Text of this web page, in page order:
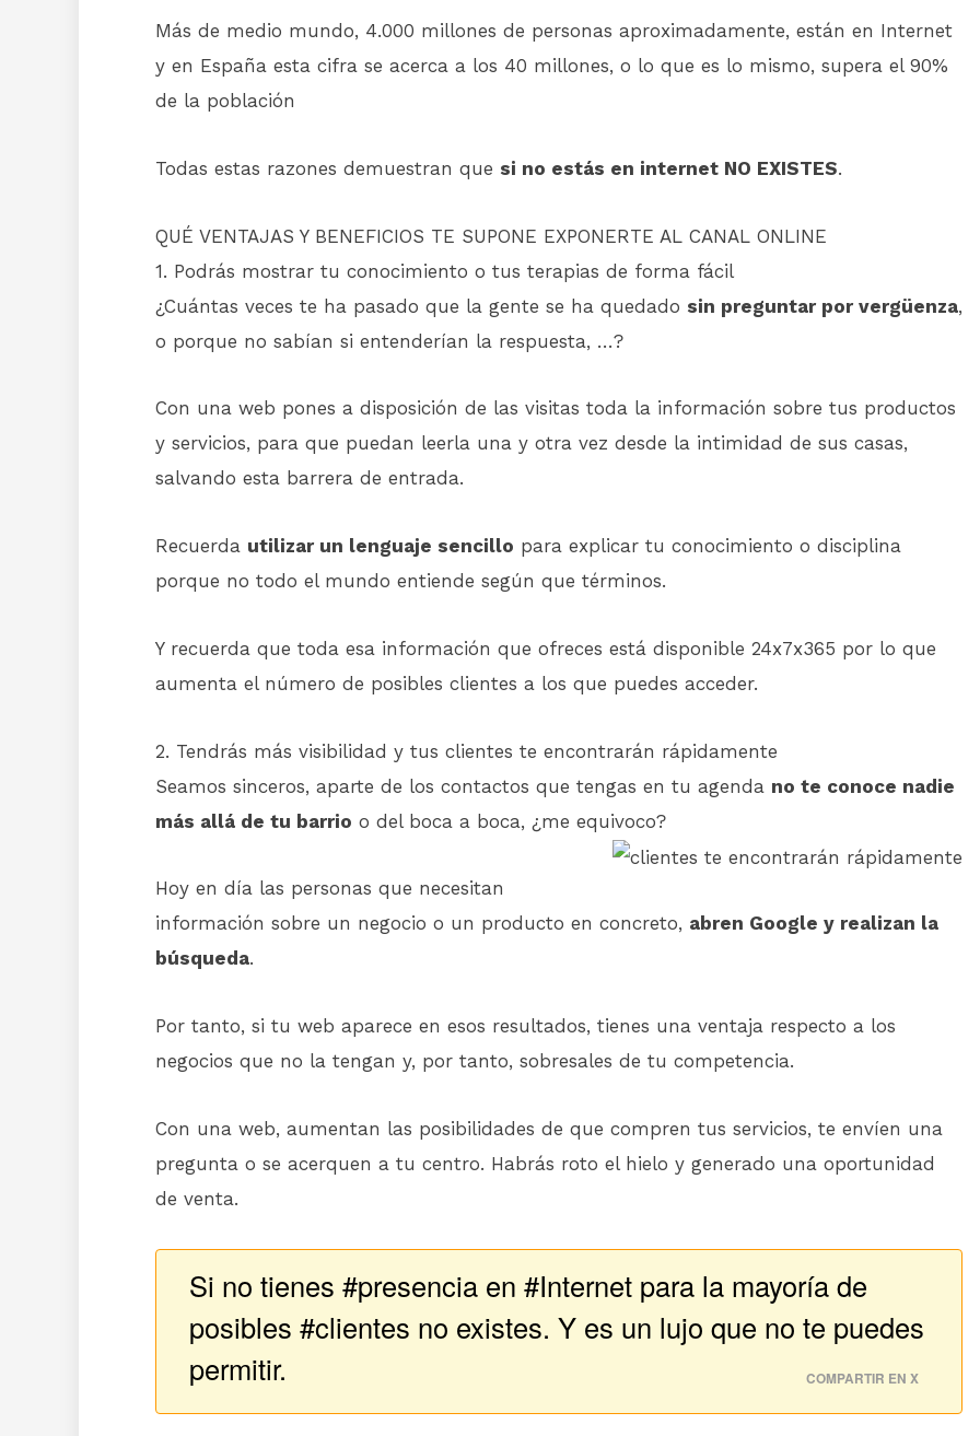
Más de medio mundo, 4.000 millones de personas aproximadamente, están en Internet
y en España esta cifra se acerca a los 40 millones, o lo que es lo mismo, supera el 90%
de la población
Todas estas razones demuestran que si no estás en internet NO EXISTES.
QUÉ VENTAJAS Y BENEFICIOS TE SUPONE EXPONERTE AL CANAL ONLINE
1. Podrás mostrar tu conocimiento o tus terapias de forma fácil
¿Cuántas veces te ha pasado que la gente se ha quedado sin preguntar por vergüenza,
o porque no sabían si entenderían la respuesta, …?
Con una web pones a disposición de las visitas toda la información sobre tus productos
y servicios, para que puedan leerla una y otra vez desde la intimidad de sus casas,
salvando esta barrera de entrada.
Recuerda utilizar un lenguaje sencillo para explicar tu conocimiento o disciplina
porque no todo el mundo entiende según que términos.
Y recuerda que toda esa información que ofreces está disponible 24x7x365 por lo que
aumenta el número de posibles clientes a los que puedes acceder.
2. Tendrás más visibilidad y tus clientes te encontrarán rápidamente
Seamos sinceros, aparte de los contactos que tengas en tu agenda no te conoce nadie
más allá de tu barrio o del boca a boca, ¿me equivoco?
Hoy en día las personas que necesitan
información sobre un negocio o un producto en concreto, abren Google y realizan la
búsqueda.
Por tanto, si tu web aparece en esos resultados, tienes una ventaja respecto a los
negocios que no la tengan y, por tanto, sobresales de tu competencia.
Con una web, aumentan las posibilidades de que compren tus servicios, te envíen una
pregunta o se acerquen a tu centro. Habrás roto el hielo y generado una oportunidad
de venta.
Si no tienes #presencia en #Internet para la mayoría de
posibles #clientes no existes. Y es un lujo que no te puedes
permitir.
COMPARTIR EN X